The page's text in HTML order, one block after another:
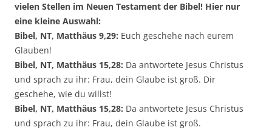
vielen Stellen im Neuen Testament der Bibel! Hier nur
eine kleine Auswahl:
Bibel, NT, Matthäus 9,29: Euch geschehe nach eurem
Glauben!
Bibel, NT, Matthäus 15,28: Da antwortete Jesus Christus
und sprach zu ihr: Frau, dein Glaube ist groß. Dir
geschehe, wie du willst!
Bibel, NT, Matthäus 15,28: Da antwortete Jesus Christus
und sprach zu ihr: Frau, dein Glaube ist groß.